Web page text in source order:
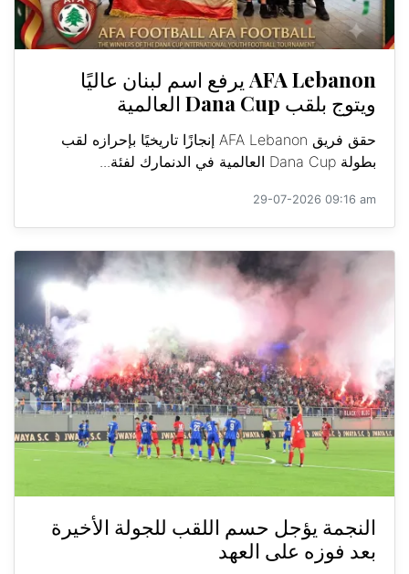
AFA Lebanon يرفع اسم لبنان عاليًا
ويتوج بلقب Dana Cup العالمية
حقق فريق AFA Lebanon إنجازًا تاريخيًا بإحرازه لقب
بطولة Dana Cup العالمية في الدنمارك لفئة...
29-07-2026 09:16 am
النجمة يؤجل حسم اللقب للجولة الأخيرة
بعد فوزه على العهد